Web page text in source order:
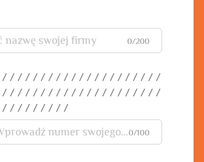
0/200
/ / / / / / / / / / / / / / / / / / / /
/ / / / / / / / / / / / / / / / / / / /
/ / / / / / / /
0/100